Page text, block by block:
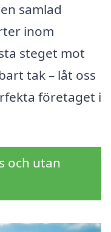
samlad
inom
steget mot
tak – låt oss
företaget i
och utan